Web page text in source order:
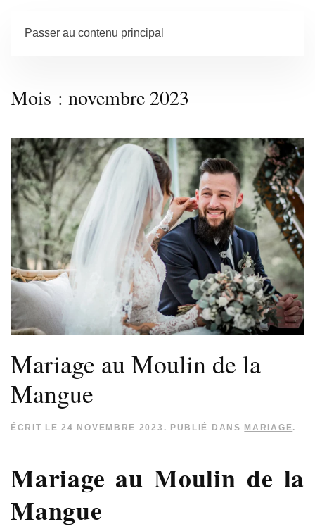
Passer au contenu principal
Mois : novembre 2023
Mariage au Moulin de la
Mangue
ÉCRIT LE24 NOVEMBRE 2023 . PUBLIÉ DANS MARIAGE.
Mariage au Moulin de la
Mangue